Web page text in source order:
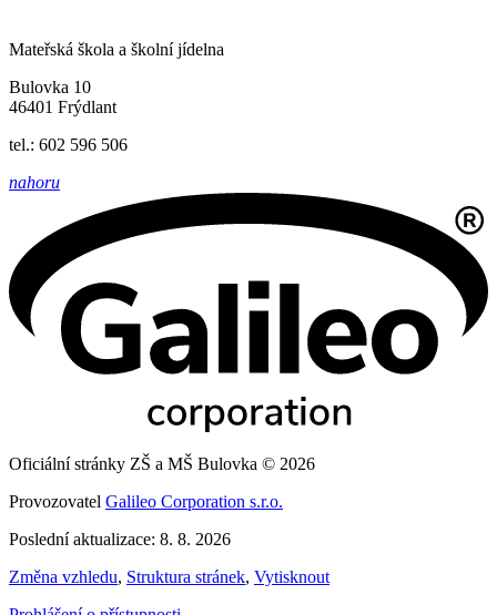
Mateřská škola a školní jídelna
Bulovka 10
46401 Frýdlant
tel.: 602 596 506
nahoru
Oficiální stránky ZŠ a MŠ Bulovka © 2026
Provozovatel Galileo Corporation s.r.o.
Poslední aktualizace: 8. 8. 2026
Změna vzhledu, Struktura stránek, Vytisknout